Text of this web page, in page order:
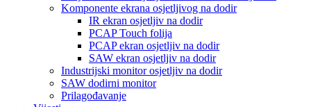
Komponente ekrana osjetljivog na dodir
IR ekran osjetljiv na dodir
PCAP Touch folija
PCAP ekran osjetljiv na dodir
SAW ekran osjetljiv na dodir
Industrijski monitor osjetljiv na dodir
SAW dodirni monitor
Prilagođavanje